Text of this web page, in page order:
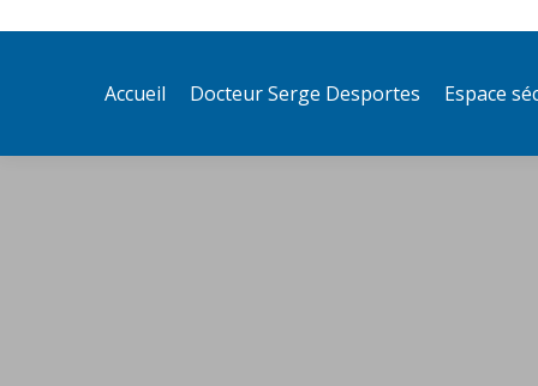
Accueil Docteur Serge Desportes Espace